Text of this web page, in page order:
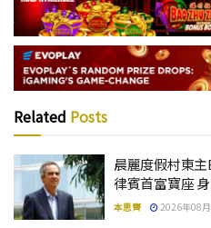
Related Posts
晨麗度假村東
律賓首富寶座
本思齊 2026年08